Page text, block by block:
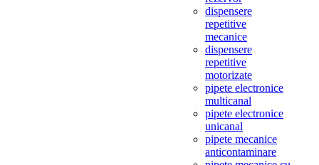
dispensere
repetitive
mecanice
dispensere
repetitive
motorizate
pipete electronice
multicanal
pipete electronice
unicanal
pipete mecanice
anticontaminare